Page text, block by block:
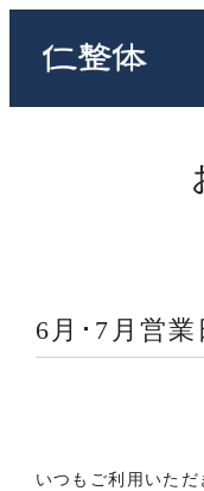
6月･7月営
いつもご利用いた